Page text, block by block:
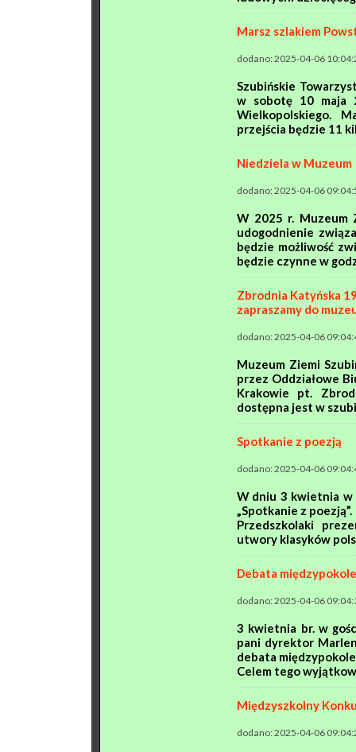
Marsz szlakiem
dodano: 2025-04-06
Szubińskie
w sobotę 10 maja
Wielkopolskiego.
przejścia będzie 11
Niedziela w Muzeum
dodano: 2025-04-06
W 2025 r. Muzeum
udogodnienie
będzie możliwość
będzie czynne w
Zbrodnia Katyńska
zapraszamy do
dodano: 2025-04-06
Muzeum Ziemi
przez Oddziałowe
Krakowie pt.
dostępna jest w
Spotkanie z poezją
dodano: 2025-04-06
W dniu 3 kwietnia w
„Spotkanie z poezją”.
Przedszkolaki
utwory klasyków
Debata
dodano: 2025-04-06
3 kwietnia br. w
pani dyrektor
debata
Celem tego
Międzyszkolny
dodano: 2025-04-06